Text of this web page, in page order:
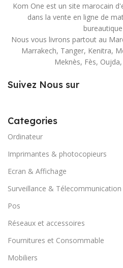
Kom One est un site marocain
dans la vente en ligne de
Nous vous livrons partout au
Marrakech, Tanger, Kenitra,
Meknès, Fès,
Suivez Nous sur
Categories
Ordinateur
Imprimantes & photocopieurs
Ecran & Affichage
Surveillance & Télecommunication
Pos
Réseaux et accessoires
Fournitures et Consommable
Mobiliers